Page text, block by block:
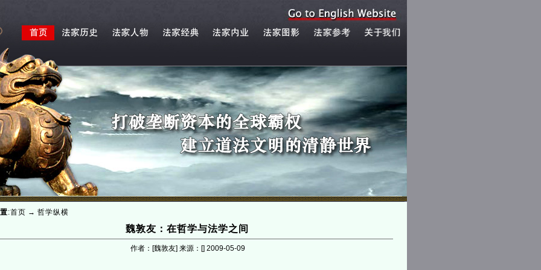
:首页 → 哲学纵横
魏敦友：在哲学与法学之间
作者：[魏敦友] 来源：[] 2009-05-09